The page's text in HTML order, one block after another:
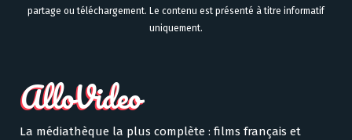
partage ou téléchargement. Le contenu est présenté à titre informatif
uniquement.
La médiathèque la plus complète : films français et